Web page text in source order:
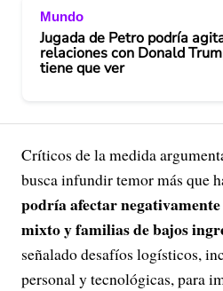
Mundo
Jugada de Petro podría
relaciones con Donald
tiene que ver
Críticos de la medida
busca infundir temor más que
podría afectar negativamente
mixto y familias de bajos
señalado desafíos logísticos,
personal y tecnológicas, para